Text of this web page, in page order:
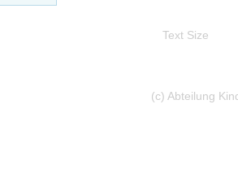
Text Size
(c) Abteilung